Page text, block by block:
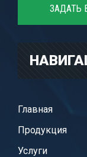
ЗАДАТЬ
Главная
Продукция
Услуги